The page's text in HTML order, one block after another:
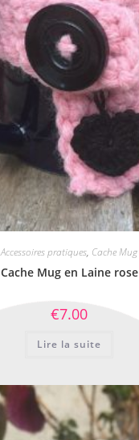
Accessoires pratiques, Cache Mug
Cache Mug en Laine rose
€7.00
Lire la suite